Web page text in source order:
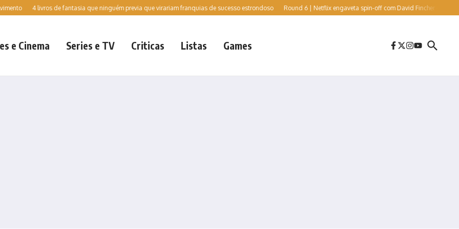
4 livros de fantasia que ninguém previa que virariam franquias de sucesso estrondoso Round 6 | Netflix engaveta spin-off com David Fincher e Cate
e Cinema Series e TV Criticas Listas Games